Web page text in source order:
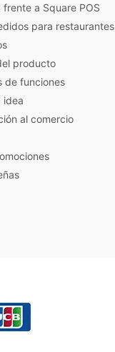
frente a Square POS
para restaurantes
producto
de funciones
idea
al comercio